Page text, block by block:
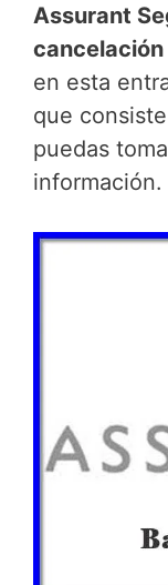
Assurant
en esta
que
puedas
información.